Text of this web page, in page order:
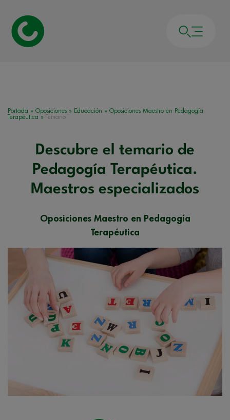
Portada » Oposiciones » Educación » Oposiciones Maestro en Pedagogía
Terapéutica » Temario
Descubre el temario de
Pedagogía Terapéutica.
Maestros especializados
Oposiciones Maestro en Pedagogía
Terapéutica